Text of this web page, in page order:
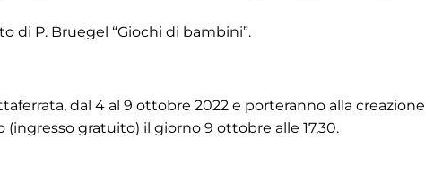
di P. Bruegel “Giochi di bambini”.
dal 4 al 9 ottobre 2022 e porteranno alla creazione
gratuito) il giorno 9 ottobre alle 17,30.